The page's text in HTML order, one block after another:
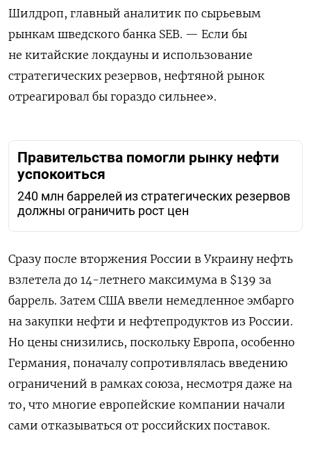
Шилдроп, главный аналитик по сырьевым
рынкам шведского банка SEB. — Если бы
не китайские локдауны и использование
стратегических резервов, нефтяной рынок
отреагировал бы гораздо сильнее».
Правительства помогли рынку нефти
успокоиться
240 млн баррелей из стратегических резервов
должны ограничить рост цен
Сразу после вторжения России в Украину нефть
взлетела до 14-летнего максимума в $139 за
баррель. Затем США ввели немедленное эмбарго
на закупки нефти и нефтепродуктов из России.
Но цены снизились, поскольку Европа, особенно
Германия, поначалу сопротивлялась введению
ограничений в рамках союза, несмотря даже на
то, что многие европейские компании начали
сами отказываться от российских поставок.